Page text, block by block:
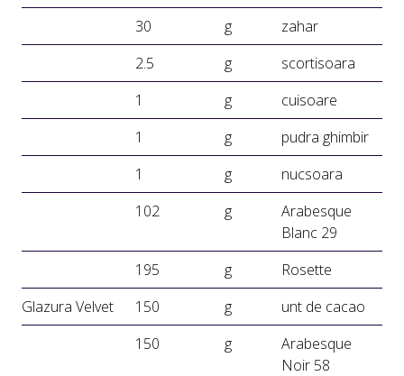
30
g
zahar
2.5
g
scortisoara
1
g
cuisoare
1
g
pudra ghimbir
1
g
nucsoara
102
g
Arabesque
Blanc 29
195
g
Rosette
Glazura Velvet
150 g
unt de cacao
150
g
Arabesque
Noir 58